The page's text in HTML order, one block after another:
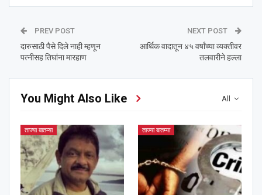
PREV POST
दारुसाठी पैसे दिले नाही म्हणून
पत्नीसह तिघांना मारहाण
NEXT POST
आर्थिक वादातून ४५ वर्षांच्या व्यक्तीवर
तलवारीने हल्ला
All
You Might Also Like
ताज्या बातम्या ताज्या बातम्या